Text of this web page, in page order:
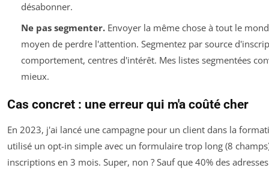
désabonner.
Ne pas segmenter.Envoyer la même chose à tout le
moyen de perdre l'attention. Segmentez par source
comportement, centres d'intérêt. Mes listes segmentées
mieux.
Cas concret : une erreur qui m'a coûté cher
En 2023, j'ai lancé une campagne pour un client dans la
utilisé un opt-in simple avec un formulaire trop long (8
inscriptions en 3 mois. Super, non ? Sauf que 40% des